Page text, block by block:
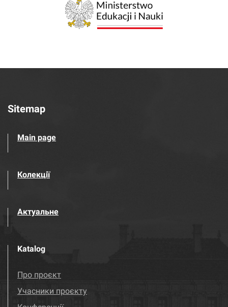
Sitemap
Main page
Колекції
Актуальне
Katalog
Про проєкт
Учасники проєкту